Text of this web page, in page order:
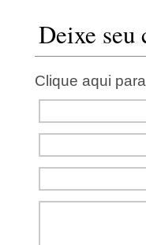
Deixe seu
Clique aqui